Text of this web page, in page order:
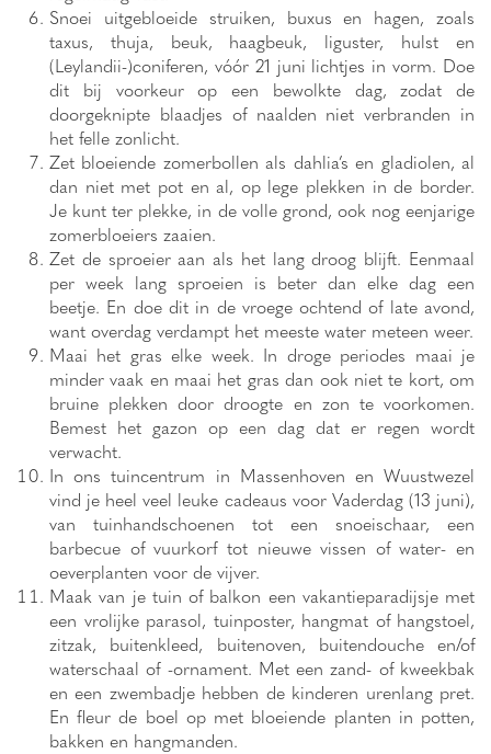
Snoei uitgebloeide struiken, buxus en hagen, zoals
taxus, thuja, beuk, haagbeuk, liguster, hulst en
(Leylandii-)coniferen, vóór 21 juni lichtjes in vorm. Doe
dit bij voorkeur op een bewolkte dag, zodat de
doorgeknipte blaadjes of naalden niet verbranden in
het felle zonlicht.
Zet bloeiende zomerbollen als dahlia’s en gladiolen, al
dan niet met pot en al, op lege plekken in de border.
Je kunt ter plekke, in de volle grond, ook nog eenjarige
zomerbloeiers zaaien.
Zet de sproeier aan als het lang droog blijft. Eenmaal
per week lang sproeien is beter dan elke dag een
beetje. En doe dit in de vroege ochtend of late avond,
want overdag verdampt het meeste water meteen weer.
Maai het gras elke week. In droge periodes maai je
minder vaak en maai het gras dan ook niet te kort, om
bruine plekken door droogte en zon te voorkomen.
Bemest het gazon op een dag dat er regen wordt
verwacht.
In ons tuincentrum in Massenhoven en Wuustwezel
vind je heel veel leuke cadeaus voor Vaderdag (13 juni),
van tuinhandschoenen tot een snoeischaar, een
barbecue of vuurkorf tot nieuwe vissen of water- en
oeverplanten voor de vijver.
Maak van je tuin of balkon een vakantieparadijsje met
een vrolijke parasol, tuinposter, hangmat of hangstoel,
zitzak, buitenkleed, buitenoven, buitendouche en/of
waterschaal of -ornament. Met een zand- of kweekbak
en een zwembadje hebben de kinderen urenlang pret.
En fleur de boel op met bloeiende planten in potten,
bakken en hangmanden.